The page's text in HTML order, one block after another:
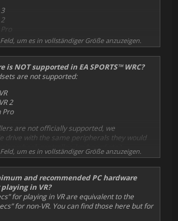
“partially supported” at this time:
2
not listed above (and not on the “not
may work, but we cannot guarantee full
um es in vollständiger Größe anzuzeigen.
is NOT supported in EA SPORTS™ WRC?
are not supported:
2
Pro
are not officially supported, we
drive with the same peripherals they would
wheel, controller, keyboard etc.).
um es in vollständiger Größe anzuzeigen.
and recommended PC hardware
in VR?
for playing in VR are equivalent to the
for non-VR. You can find those here but for